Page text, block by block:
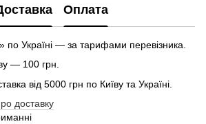
Оплата
Україні — за тарифами перевізника.
— 100 грн.
від 5000 грн по Київу та Україні.
доставку